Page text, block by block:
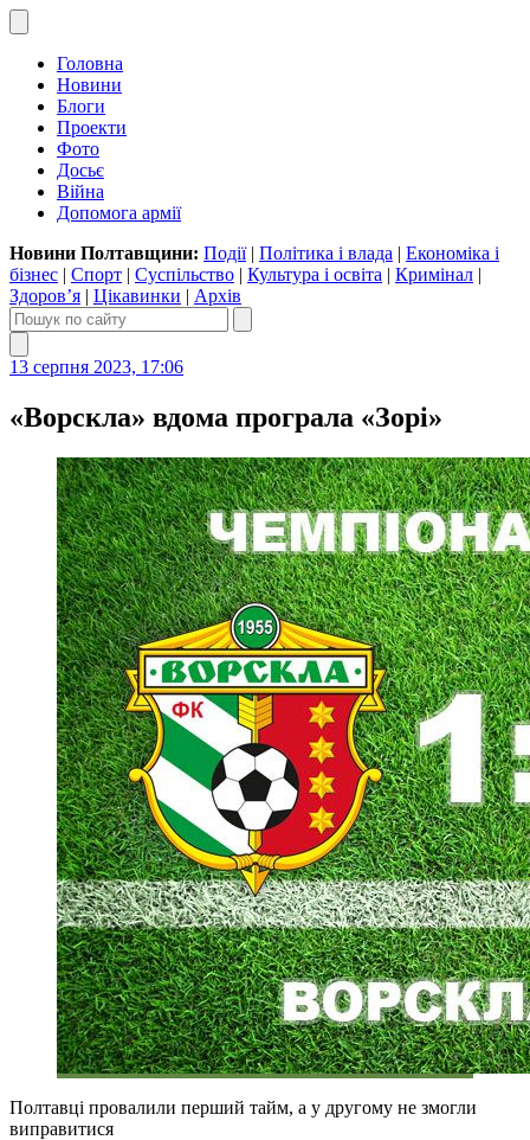
Головна
Новини
Блоги
Проекти
Фото
Досьє
Війна
Допомога армії
Новини Полтавщини: Події| Політика і влада | Економіка і
бізнес | Спорт | Суспільство | Культура і освіта | Кримінал |
Здоров’я | Цікавинки | Архів
13 серпня 2023, 17:06
«Ворскла» вдома програла «Зорі»
Полтавці провалили перший тайм, а у другому не змогли
виправитися